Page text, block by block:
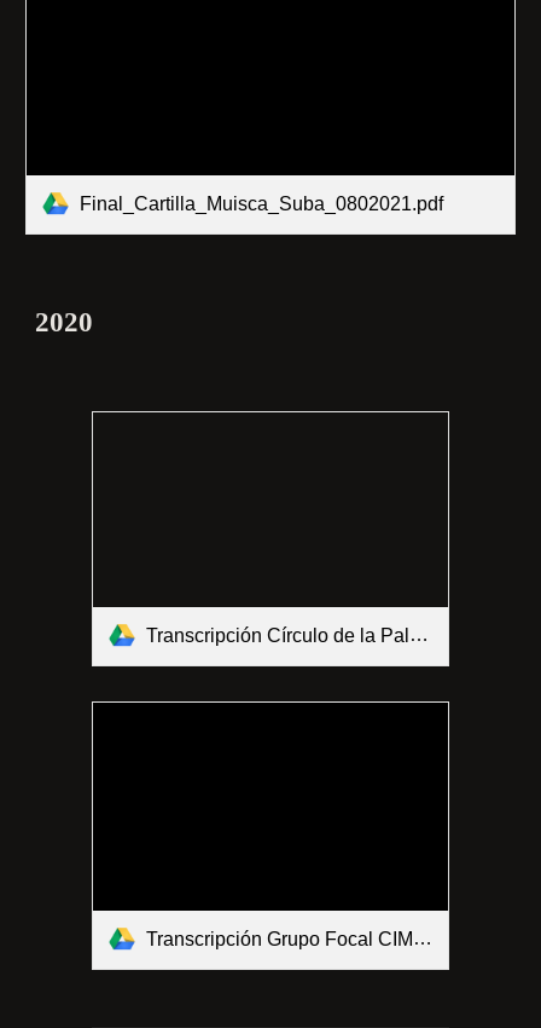
Final_Cartilla_Muisca_Suba_0802021.pdf
2020
Transcripción Círculo de la Palabra CIMS 21-10-2020.pdf
Transcripción Grupo Focal CIMS 16-10-2020.pdf